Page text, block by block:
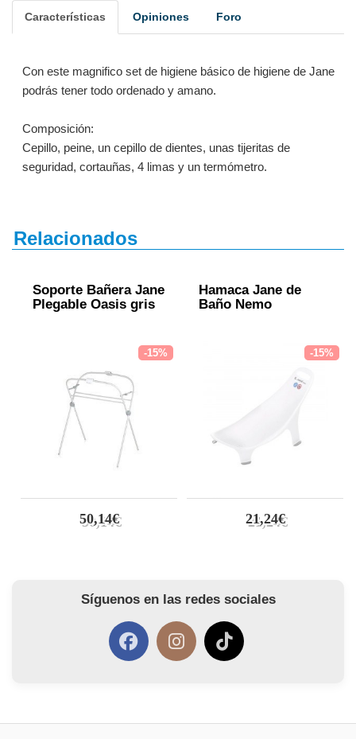
Características Opiniones Foro
Con este magnifico set de higiene básico de higiene de Jane
podrás tener todo ordenado y amano.
Composición:
Cepillo, peine, un cepillo de dientes, unas tijeritas de
seguridad, cortauñas, 4 limas y un termómetro.
Relacionados
Soporte Bañera Jane
Plegable Oasis gris
-15%
50,14€
Hamaca Jane de
Baño Nemo
-15%
21,24€
Síguenos en las redes sociales